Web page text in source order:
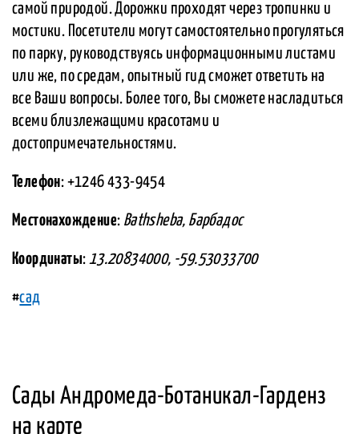
самой природой. Дорожки проходят через тропинки и
мостики. Посетители могут самостоятельно прогуляться
по парку, руководствуясь информационными листами
или же, по средам, опытный гид сможет ответить на
все Ваши вопросы. Более того, Вы сможете насладиться
всеми близлежащими красотами и
достопримечательностями.
Телефон: +1246 433-9454
Местонахождение: Bathsheba, Барбадос
Координаты: 13.20834000, -59.53033700
#сад
Сады Андромеда-Ботаникал-Гарденз
на карте